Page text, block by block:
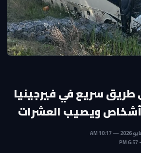
طريق سريع في فيرجينيا